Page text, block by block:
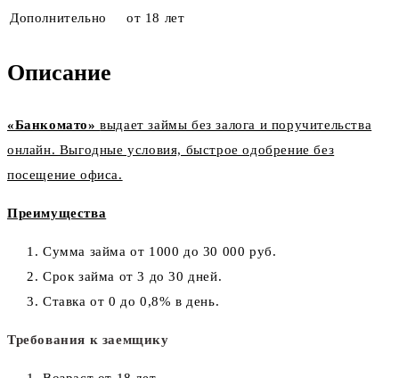
Дополнительно
от 18 лет
Описание
«Банкомато»выдает займы без залога и поручительства
онлайн. Выгодные условия, быстрое одобрение без
посещение офиса.
Преимущества
Сумма займа от 1000 до 30 000 руб.
Срок займа от 3 до 30 дней.
Ставка от 0 до 0,8% в день.
Требования к заемщику